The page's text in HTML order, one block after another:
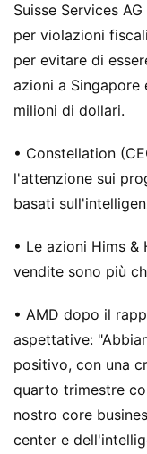
Suisse Services
per violazioni
per evitare di
azioni a Singapore
milioni di dollari.
• Constellation
l'attenzione sui
basati
• Le azioni Hims &
vendite sono più
• AMD dopo il
aspettative:
positivo, con una
quarto trimestre
nostro core
center e